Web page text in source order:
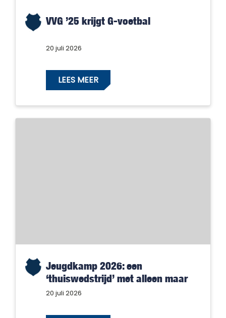
VVG ’25 krijgt G-voetbal
20 juli 2026
LEES MEER
Jeugdkamp 2026: een
‘thuiswedstrijd’ met alleen maar
winnaars!
20 juli 2026